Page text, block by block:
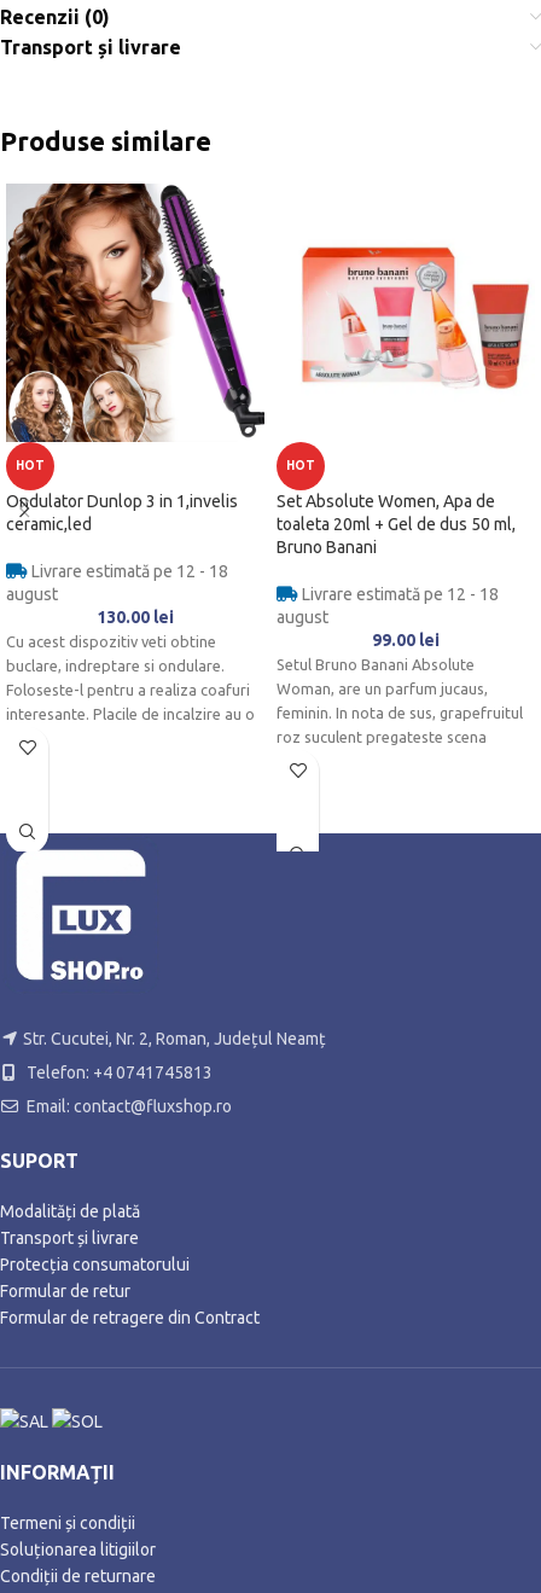
Recenzii (0)
Transport și livrare
Produse similare
HOT
Ondulator Dunlop 3 in 1,invelis
ceramic,led
Livrare estimată pe 12 - 18
august
130.00 lei
Cu acest dispozitiv veti obtine
buclare, indreptare si ondulare.
Foloseste-l pentru a realiza coafuri
interesante. Placile de incalzire au o
HOT
Set Absolute Women, Apa de
toaleta 20ml + Gel de dus 50 ml,
Bruno Banani
Livrare estimată pe 12 - 18
august
99.00 lei
Setul Bruno Banani Absolute
Woman, are un parfum jucaus,
feminin. In nota de sus, grapefruitul
roz suculent pregateste scena
pentru
Str. Cucutei, Nr. 2, Roman, Județul Neamț
Telefon: +4 0741745813
Email: contact@fluxshop.ro
SUPORT
Modalități de plată
Transport și livrare
Protecția consumatorului
Formular de retur
Formular de retragere din Contract
INFORMAȚII
Termeni și condiții
Soluționarea litigiilor
Condiții de returnare